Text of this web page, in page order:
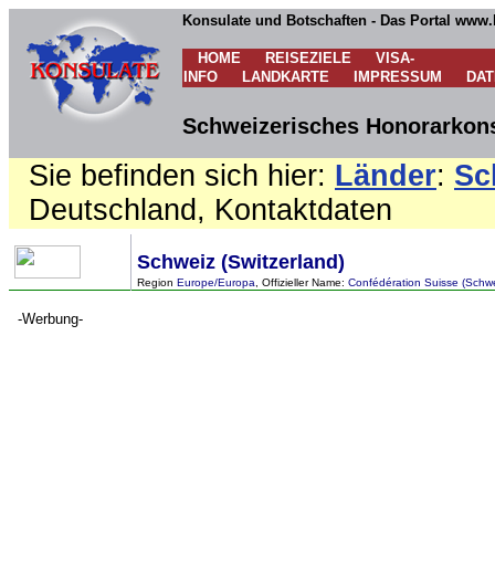
Konsulate und Botschaften - Das Portal
HOME REISEZIELE
VISA-
INFO
LANDKARTE IMPRESSUM
Schweizerisches
Sie befinden sich hier: Länder:
Deutschland, Kontaktdaten
Schweiz (Switzerland)
Region Europe/Europa , Offizieller Name: Confédération Suisse
-Werbung-